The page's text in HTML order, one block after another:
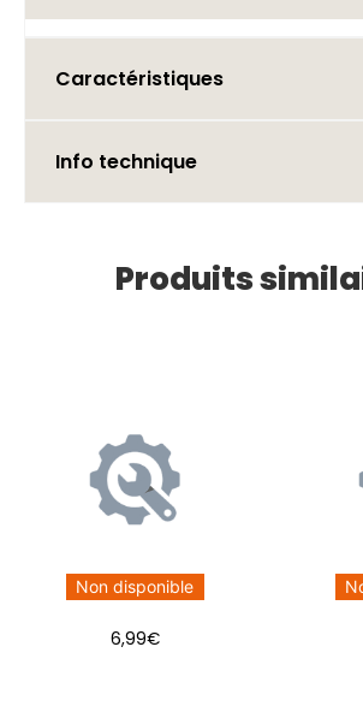
Caractéristiques
Info technique
Produits
Non disponible
6,99€